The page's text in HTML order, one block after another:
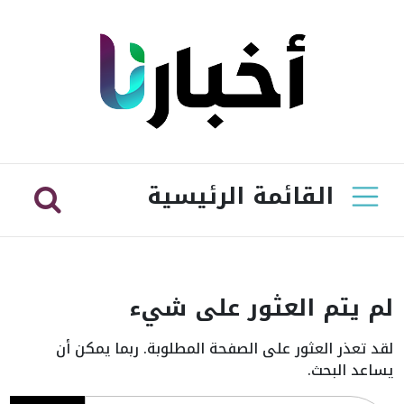
القائمة الرئيسية
لم يتم العثور على شيء
لقد تعذر العثور على الصفحة المطلوبة. ربما يمكن أن
يساعد البحث.